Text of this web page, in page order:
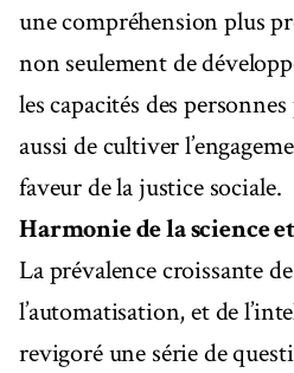
une compréhension plus
non seulement de
les capacités des
aussi de cultiver
faveur de la justice sociale.
Harmonie de la science
La prévalence croissante
l’automatisation, et de
revigoré une série de